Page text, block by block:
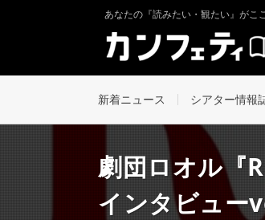
あなたの『読みたい・観たい』がこ
新着ニュース シアター情報
劇団ロオル『
インタビュー